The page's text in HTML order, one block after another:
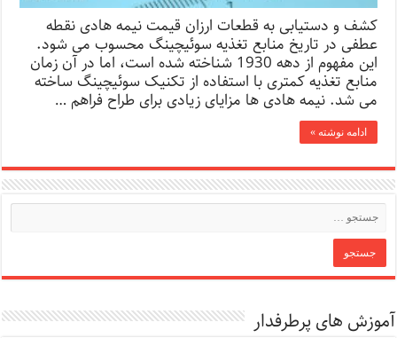
کشف و دستیابی به قطعات ارزان قیمت نیمه هادی نقطه
عطفی در تاریخ منابع تغذیه سوئیچینگ محسوب می شود.
این مفهوم از دهه 1930 شناخته شده است، اما در آن زمان
منابع تغذیه کمتری با استفاده از تکنیک سوئیچینگ ساخته
می شد. نیمه هادی ها مزایای زیادی برای طراح فراهم …
ادامه نوشته »
آموزش های پرطرفدار